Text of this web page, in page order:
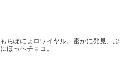
もちぽにょロワイヤル。密かに発見、ぷ
にほっぺチョコ。